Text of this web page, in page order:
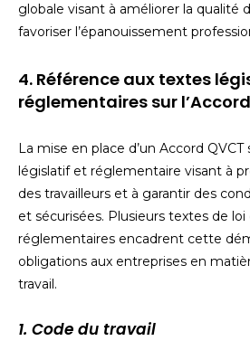
globale visant à améliorer la qualité
favoriser l’épanouissement
4. Référence aux textes
réglementaires sur
La mise en place d’un Accord QVCT
législatif et réglementaire visant à
des travailleurs et à garantir des
et sécurisées. Plusieurs textes de
réglementaires encadrent cette
obligations aux entreprises en
travail.
1. Code du travail